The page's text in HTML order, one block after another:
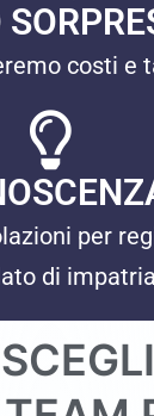
costi e
per
di